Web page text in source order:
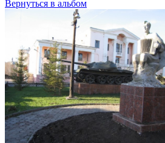
Вернуться в альбом